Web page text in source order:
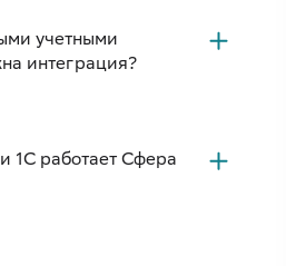
учетными
интеграция?
1С работает Сфера